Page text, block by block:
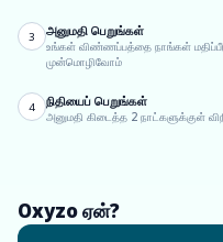
3 அனுமதி பெறுங்கள்
உங்கள் விண்ணப்பத்தை நாங்கள்
முன்மொழிவோம்
4 நிதியைப் பெறுங்கள்
அனுமதி கிடைத்த 2 நாட்களுக்குள்
Oxyzo ஏன்?